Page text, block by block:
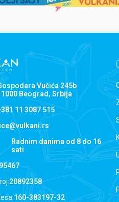
Vučića 245b
Beograd, Srbija
11 3087 515
Radnim danima od 8 do 16
sati
20892358
160-383197-32